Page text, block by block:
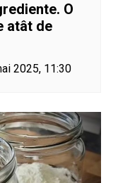
O
atât de
2025, 11:30